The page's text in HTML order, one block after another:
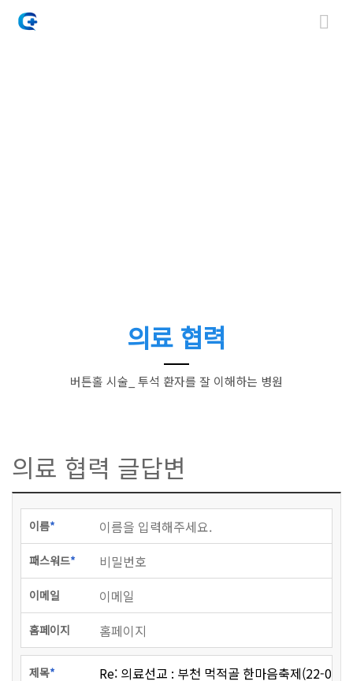
의료 협력
버튼홀 시술_ 투석 환자를 잘 이해하는 병원
의료 협력 글답변
이름
패스워드
이메일
홈페이지
제목